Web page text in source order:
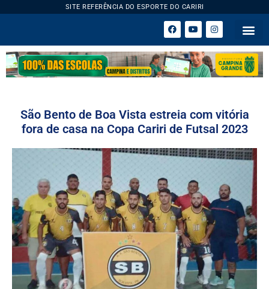
SITE REFERÊNCIA DO ESPORTE DO CARIRI
São Bento de Boa Vista estreia com vitória
fora de casa na Copa Cariri de Futsal 2023